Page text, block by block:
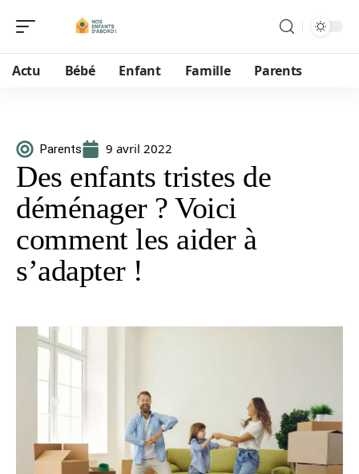
Actu Bébé Enfant Famille Parents
Parents 9 avril 2022
Des enfants tristes de
déménager ? Voici
comment les aider à
s’adapter !